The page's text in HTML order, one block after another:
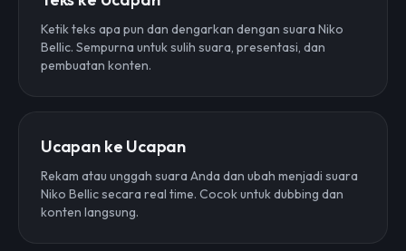
Ketik teks apa pun dan dengarkan dengan suara Niko
Bellic. Sempurna untuk sulih suara, presentasi, dan
pembuatan konten.
Ucapan ke Ucapan
Rekam atau unggah suara Anda dan ubah menjadi suara
Niko Bellic secara real time. Cocok untuk dubbing dan
konten langsung.